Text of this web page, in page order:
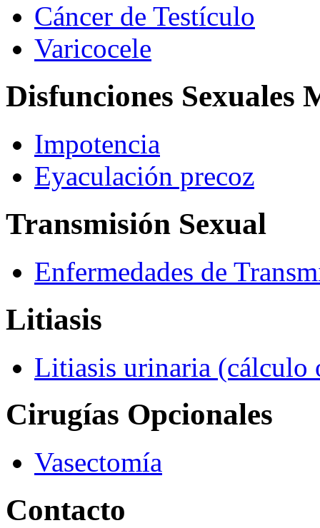
Cáncer de Testículo
Varicocele
Disfunciones Sexuales
Impotencia
Eyaculación precoz
Transmisión Sexual
Enfermedades de
Litiasis
Litiasis urinaria (cálculo
Cirugías Opcionales
Vasectomía
Contacto